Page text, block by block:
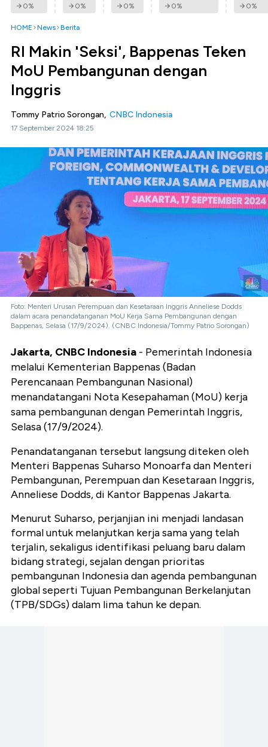
0% 0% 0% 0% 0%
HOME News Berita
RI Makin 'Seksi', Bappenas Teken
MoU Pembangunan dengan
Inggris
Tommy Patrio Sorongan, CNBC Indonesia
17 September 2024 18:25
Foto: Menteri Urusan Perempuan dan Kesetaraan Inggris Anneliese Dodds
dalam acara penandatanganan MoU Kerja Sama Pembangunan dengan
Bappenas, Selasa (17/9/2024). (CNBC Indonesia/Tommy Patrio Sorongan)
Jakarta, CNBC Indonesia - Pemerintah Indonesia
melalui Kementerian Bappenas (Badan
Perencanaan Pembangunan Nasional)
menandatangani Nota Kesepahaman (MoU) kerja
sama pembangunan dengan Pemerintah Inggris,
Selasa (17/9/2024).
Penandatanganan tersebut langsung diteken oleh
Menteri Bappenas Suharso Monoarfa dan Menteri
Pembangunan, Perempuan dan Kesetaraan Inggris,
Anneliese Dodds, di Kantor Bappenas Jakarta.
Menurut Suharso, perjanjian ini menjadi landasan
formal untuk melanjutkan kerja sama yang telah
terjalin, sekaligus identifikasi peluang baru dalam
bidang strategi, sejalan dengan prioritas
pembangunan Indonesia dan agenda pembangunan
global seperti Tujuan Pembangunan Berkelanjutan
(TPB/SDGs) dalam lima tahun ke depan.